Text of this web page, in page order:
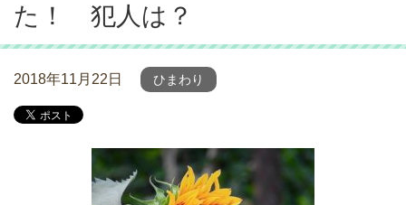
た！ 犯人は？
2018年11月22日 ひまわり